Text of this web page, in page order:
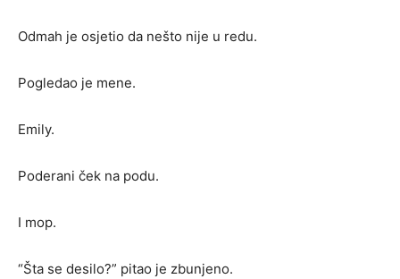
Odmah je osjetio da nešto nije u redu.
Pogledao je mene.
Emily.
Poderani ček na podu.
I mop.
“Šta se desilo?” pitao je zbunjeno.